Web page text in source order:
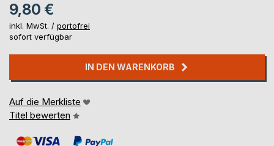
9,80 €
inkl. MwSt. / portofrei
sofort verfügbar
IN DEN WARENKORB
Auf die Merkliste
Titel bewerten